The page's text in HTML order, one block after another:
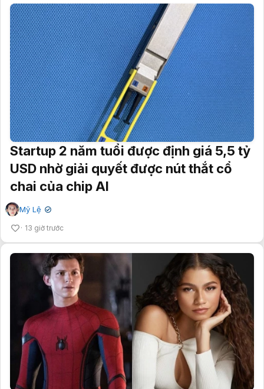
Startup 2 năm tuổi được định giá 5,5 tỷ
USD nhờ giải quyết được nút thắt cổ
chai của chip AI
Mỹ Lệ ✔
13 giờ trước